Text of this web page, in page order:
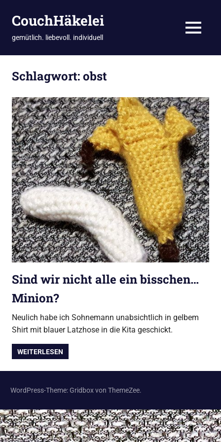
Inhalt
CouchHäkelei
gemütlich. liebevoll. individuell MENÜ
Schlagwort:obst
Sind wir nicht alle ein bisschen…
Minion?
Neulich habe ich Sohnemann unabsichtlich in gelbem
Shirt mit blauer Latzhose in die Kita geschickt.
WEITERLESEN
WordPress-Theme: Gridbox von ThemeZee.